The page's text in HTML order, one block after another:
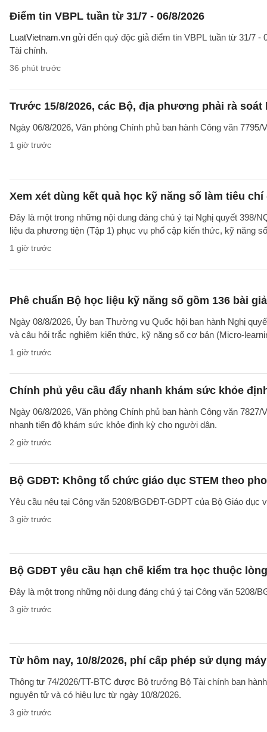
Điểm tin VBPL tuần từ 31/7 - 06/8/2026
LuatVietnam.vn gửi đến quý độc giả điểm tin VBPL tuần từ 31/7 -
Tài chính.
36 phút trước
Trước 15/8/2026, các Bộ, địa phương phải rà
Ngày 06/8/2026, Văn phòng Chính phủ ban hành Công văn
1 giờ trước
Xem xét dùng kết quả học kỹ năng số làm tiêu
Đây là một trong những nội dung đáng chú ý tại Nghị quyết 398/
liệu đa phương tiện (Tập 1) phục vụ phổ cập kiến thức, kỹ năng
1 giờ trước
Phê chuẩn Bộ học liệu kỹ năng số gồm 136 bài
Ngày 08/8/2026, Ủy ban Thường vụ Quốc hội ban hành Nghị
và câu hỏi trắc nghiệm kiến thức, kỹ năng số cơ bản (Micro-
1 giờ trước
Chính phủ yêu cầu đẩy nhanh khám sức khỏe
Ngày 06/8/2026, Văn phòng Chính phủ ban hành Công văn
nhanh tiến độ khám sức khỏe định kỳ cho người dân.
2 giờ trước
Bộ GDĐT: Không tổ chức giáo dục STEM theo
Yêu cầu nêu tại Công văn 5208/BGDĐT-GDPT của Bộ Giáo
3 giờ trước
Bộ GDĐT yêu cầu hạn chế kiểm tra học thuộc
Đây là một trong những nội dung đáng chú ý tại Công văn 5208/
3 giờ trước
Từ hôm nay, 10/8/2026, phí cấp phép sử dụng
Thông tư 74/2026/TT-BTC được Bộ trưởng Bộ Tài chính ban
nguyên tử và có hiệu lực từ ngày 10/8/2026.
3 giờ trước